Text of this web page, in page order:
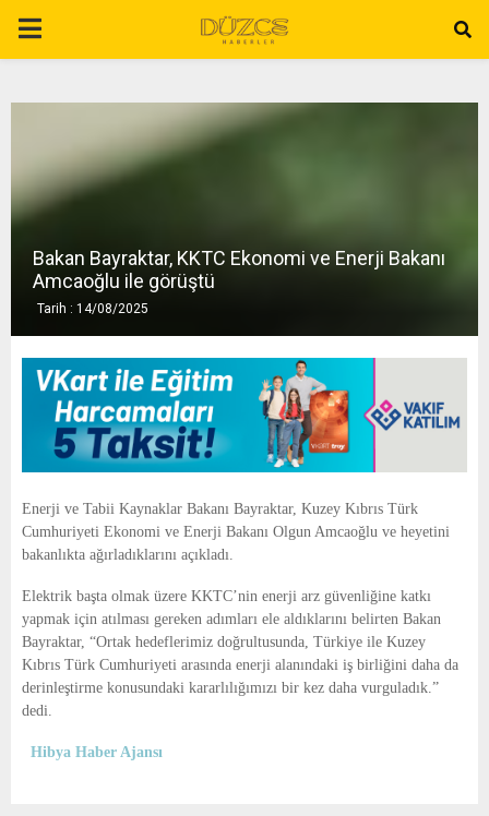
P
M
A
E
N
U
Bakan Bayraktar, KKTC Ekonomi ve Enerji Bakanı
Amcaoğlu ile görüştü
Tarih : 14/08/2025
Enerji ve Tabii Kaynaklar Bakanı Bayraktar, Kuzey Kıbrıs Türk
Cumhuriyeti Ekonomi ve Enerji Bakanı Olgun Amcaoğlu ve heyetini
bakanlıkta ağırladıklarını açıkladı.
Elektrik başta olmak üzere KKTC’nin enerji arz güvenliğine katkı
yapmak için atılması gereken adımları ele aldıklarını belirten Bakan
Bayraktar, “Ortak hedeflerimiz doğrultusunda, Türkiye ile Kuzey
Kıbrıs Türk Cumhuriyeti arasında enerji alanındaki iş birliğini daha da
derinleştirme konusundaki kararlılığımızı bir kez daha vurguladık.”
dedi.
Hibya Haber Ajansı